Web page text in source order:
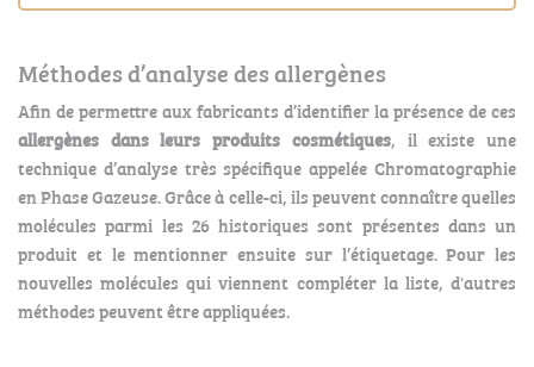
Méthodes d’analyse des allergènes
Afin de permettre aux fabricants d’identifier la présence de ces
allergènes dans leurs produits cosmétiques, il existe une
technique d’analyse très spécifique appelée Chromatographie
en Phase Gazeuse. Grâce à celle-ci, ils peuvent connaître quelles
molécules parmi les 26 historiques sont présentes dans un
produit et le mentionner ensuite sur l’étiquetage. Pour les
nouvelles molécules qui viennent compléter la liste, d'autres
méthodes peuvent être appliquées.